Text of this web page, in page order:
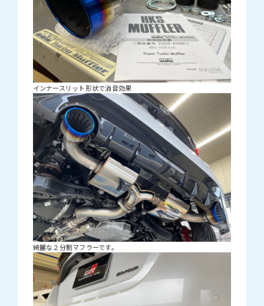
インナースリット形状で消音効果
綺麗な２分割マフラーです。